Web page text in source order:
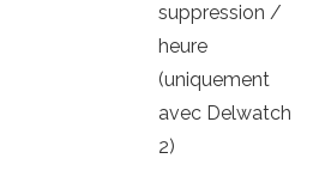
suppression /
heure
(uniquement
avec Delwatch
2)